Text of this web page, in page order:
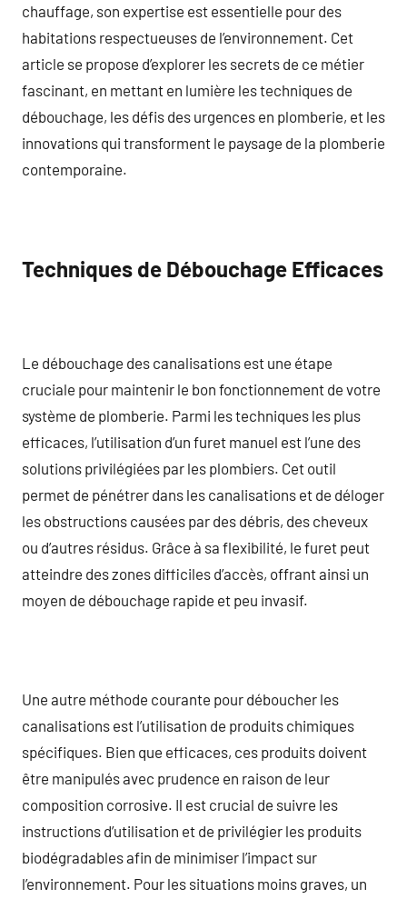
chauffage, son expertise est essentielle pour des
habitations respectueuses de l’environnement. Cet
article se propose d’explorer les secrets de ce métier
fascinant, en mettant en lumière les techniques de
débouchage, les défis des urgences en plomberie, et les
innovations qui transforment le paysage de la plomberie
contemporaine.
Techniques de Débouchage Efficaces
Le débouchage des canalisations est une étape
cruciale pour maintenir le bon fonctionnement de votre
système de plomberie. Parmi les techniques les plus
efficaces, l’utilisation d’un furet manuel est l’une des
solutions privilégiées par les plombiers. Cet outil
permet de pénétrer dans les canalisations et de déloger
les obstructions causées par des débris, des cheveux
ou d’autres résidus. Grâce à sa flexibilité, le furet peut
atteindre des zones difficiles d’accès, offrant ainsi un
moyen de débouchage rapide et peu invasif.
Une autre méthode courante pour déboucher les
canalisations est l’utilisation de produits chimiques
spécifiques. Bien que efficaces, ces produits doivent
être manipulés avec prudence en raison de leur
composition corrosive. Il est crucial de suivre les
instructions d’utilisation et de privilégier les produits
biodégradables afin de minimiser l’impact sur
l’environnement. Pour les situations moins graves, un